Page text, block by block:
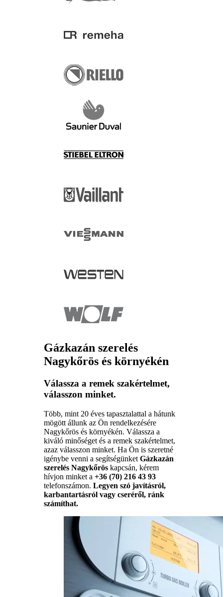
Gázkazán szerelés
Nagykőrös és környékén
Válassza a remek szakértelmet,
válasszon minket.
Több, mint 20 éves tapasztalattal a hátunk
mögött állunk az Ön rendelkezésére
Nagykőrös és környékén. Válassza a
kiváló minőséget és a remek szakértelmet,
azaz válasszon minket. Ha Ön is szeretné
igénybe venni a segítségünket Gázkazán
szerelés Nagykőrös kapcsán, kérem
hívjon minket a +36 (70) 216 43 93
telefonszámon. Legyen szó javításról,
karbantartásról vagy cseréről, ránk
számíthat.